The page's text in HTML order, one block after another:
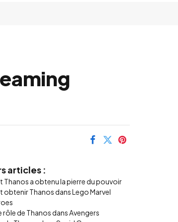
articles :
Thanos a obtenu la pierre du pouvoir
obtenir Thanos dans Lego Marvel
rôle de Thanos dans Avengers